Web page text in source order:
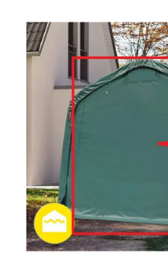
produktu
0,0
hviezdičiek.